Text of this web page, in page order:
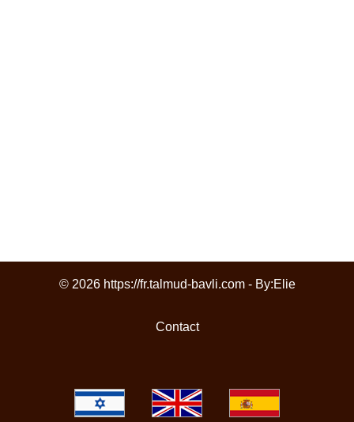
© 2026 https://fr.talmud-bavli.com - By:Elie
Contact